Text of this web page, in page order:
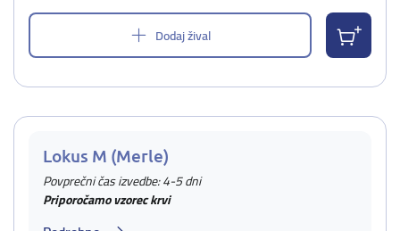
Dodaj žival
Lokus M (Merle)
Povprečni čas izvedbe: 4-5 dni
Priporočamo vzorec krvi